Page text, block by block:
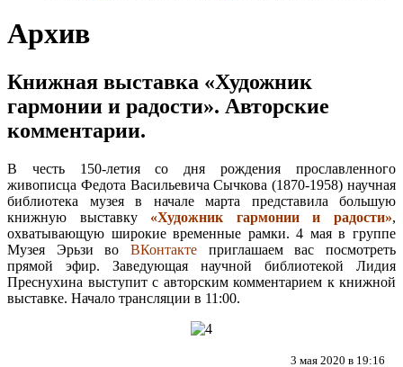
Архив
Книжная выставка «Художник
гармонии и радости». Авторские
комментарии.
В честь 150-летия со дня рождения прославленного
живописца Федота Васильевича Сычкова (1870-1958) научная
библиотека музея в начале марта представила большую
книжную выставку «Художник гармонии и радости»,
охватывающую широкие временные рамки. 4 мая в группе
Музея Эрьзи во ВКонтакте приглашаем вас посмотреть
прямой эфир. Заведующая научной библиотекой Лидия
Преснухина выступит с авторским комментарием к книжной
выставке. Начало трансляции в 11:00.
3 мая 2020 в 19:16